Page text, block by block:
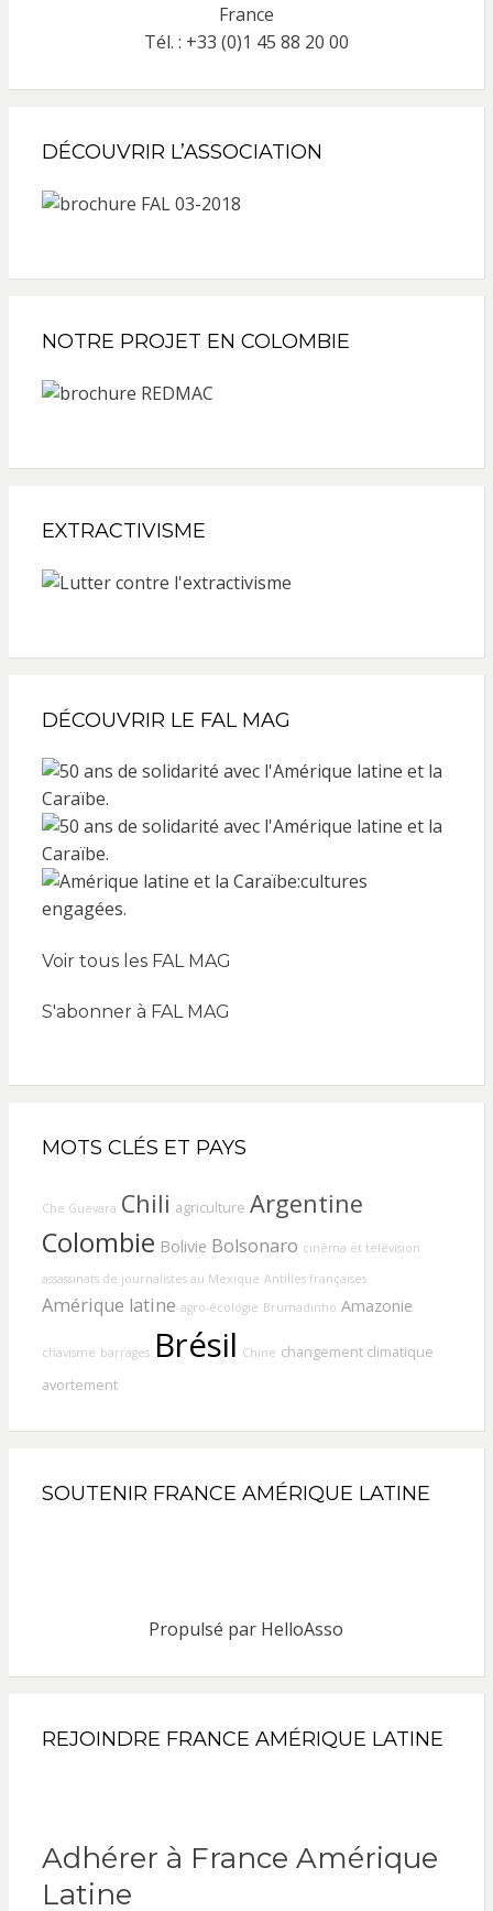
France
Tél. : +33 (0)1 45 88 20 00
DÉCOUVRIR L’ASSOCIATION
NOTRE PROJET EN COLOMBIE
EXTRACTIVISME
DÉCOUVRIR LE FAL MAG
Voir tous les FAL MAG
S'abonner à FAL MAG
MOTS CLÉS ET PAYS
Che Guevara Chili agriculture Argentine
Colombie Bolivie Bolsonaro cinéma et télévision
assassinats de journalistes au Mexique Antilles françaises
Amérique latine agro-écologie Brumadinho Amazonie
chavisme barrages Brésil Chine changement climatique
avortement
SOUTENIR FRANCE AMÉRIQUE LATINE
Propulsé par HelloAsso
REJOINDRE FRANCE AMÉRIQUE LATINE
Adhérer à France Amérique
Latine